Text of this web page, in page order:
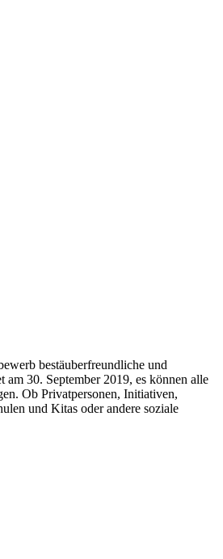
bestäuberfreundliche und
30. September 2019, es können alle
Ob Privatpersonen, Initiativen,
und Kitas oder andere soziale